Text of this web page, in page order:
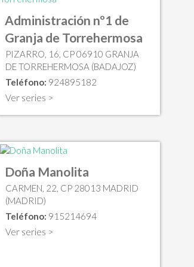
Administración nº1 de
Granja de Torrehermosa
PIZARRO, 16, CP 06910 GRANJA
DE TORREHERMOSA (BADAJOZ)
Teléfono: 924895182
Ver series >
Doña Manolita
CARMEN, 22, CP 28013 MADRID
(MADRID)
Teléfono: 915214694
Ver series >